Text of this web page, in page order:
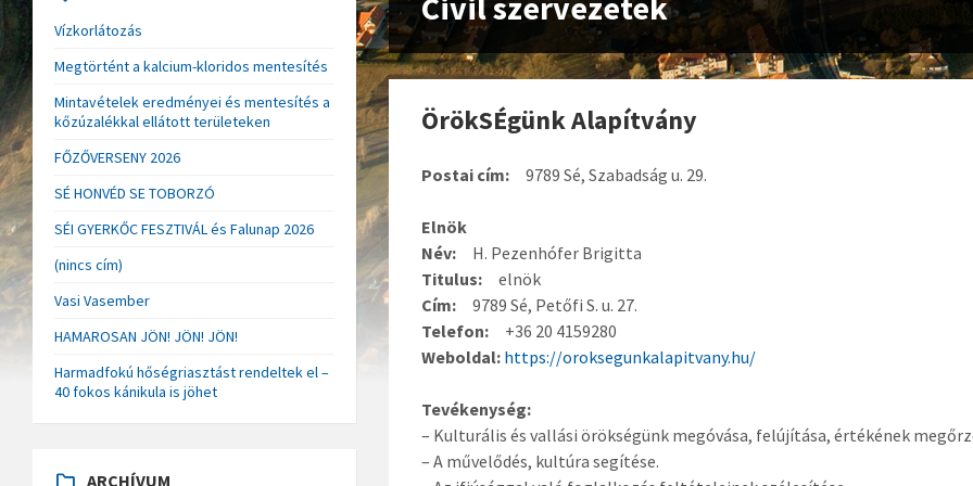
ÖrökSÉgünk Alapítvány
Postai cím: 9789 Sé, Szabadság u. 29.
Elnök
Név:
H. Pezenhófer Brigitta
Titulus: elnök
Cím: 9789 Sé, Petőfi S. u. 27.
Telefon: +36 20 4159280
Weboldal: https://oroksegunkalapitvany.hu/
Tevékenység:
– Kulturális és vallási örökségünk megóvása, felújítása, értékének
– A művelődés, kultúra segítése.
Vízkorlátozás
Megtörtént a kalcium-kloridos mentesítés
Mintavételek eredményei és mentesítés a
kőzúzalékkal ellátott területeken
FŐZŐVERSENY 2026
SÉ HONVÉD SE TOBORZÓ
SÉI GYERKŐC FESZTIVÁL és Falunap 2026
(nincs cím)
Vasi Vasember
HAMAROSAN JÖN! JÖN! JÖN!
Harmadfokú hőségriasztást rendeltek el –
40 fokos kánikula is jöhet
ARCHÍVUM